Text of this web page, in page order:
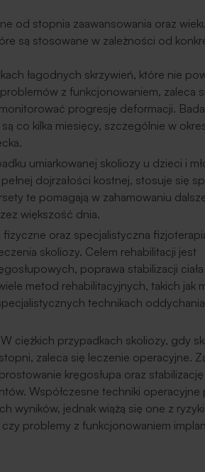
od stopnia zaawansowania oraz
są stosowane w zależności od
łagodnych skrzywień, które nie
z funkcjonowaniem, zaleca
progresję deformacji.
co kilka miesięcy, szczególnie w
umiarkowanej skoliozy u dzieci i
dojrzałości kostnej, stosuje się
te pomagają w zahamowaniu
większość dnia.
oraz specjalistyczna
skoliozy. Celem rehabilitacji jest
poprawa stabilizacji
metod rehabilitacyjnych, takich jak
technikach
ciężkich przypadkach skoliozy, gdy
zaleca się leczenie operacyjne.
kręgosłupa oraz stabilizację
Współczesne techniki operacyjne
wyników, jednak wiążą się one z
czy problemy z funkcjonowaniem